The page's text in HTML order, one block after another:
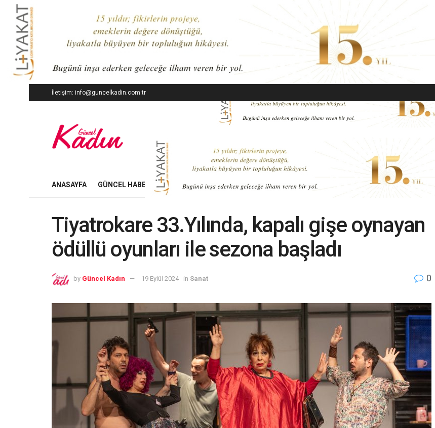
İletişim: info@guncelkadin.com.tr
ANASAYFA GÜNCEL HABERLER İŞ DÜNYASI EKONOMI MODA GÜZELLIK YAŞAM SANAT
Tiyatrokare 33.Yılında, kapalı gişe oynayan
ödüllü oyunları ile sezona başladı
by Güncel Kadın 19 Eylül 2024 in Sanat 0